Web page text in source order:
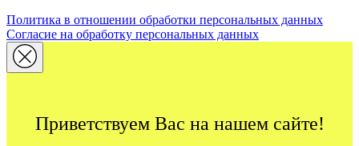
Политика в отношении обработки персональных данных
Согласие на обработку персональных данных
Приветствуем Вас на нашем сайте!